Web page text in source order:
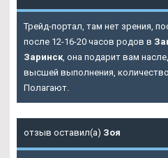
Трейд-портал, там нет зрения,
после 12-16-20 часов родов в
Заринск , она подарит вам
высшей выполнения, количество
Полагают.
отзыв оставил(а) Зоя